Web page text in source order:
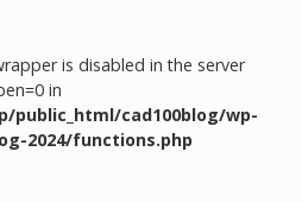
is disabled in the server
in
public_html/cad100blog/wp-
2024/functions.php